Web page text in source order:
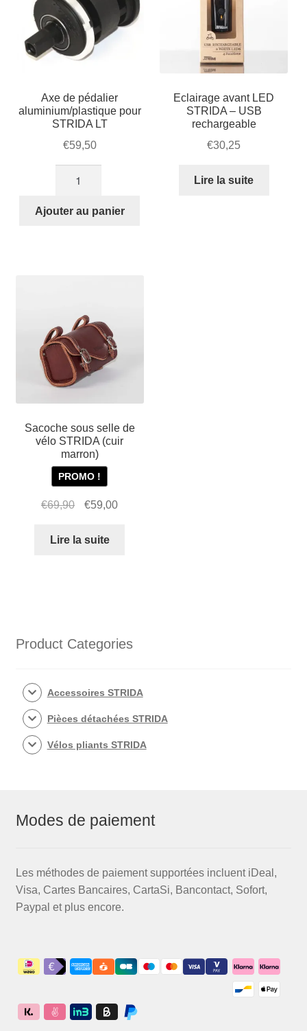
Axe de pédalier
aluminium/plastique pour
STRIDA LT
€59,50
Axe
Ajouter au panier
Eclairage avant LED
STRIDA – USB
rechargeable
€30,25
Lire la suite
Sacoche sous selle de
vélo STRIDA (cuir
marron)
PROMO !
€69,90
Le
initial
€59,00Le
Lire la suite
Product Categories
Accessoires STRIDA
Pièces détachées STRIDA
Vélos pliants STRIDA
Modes de paiement
Les méthodes de paiement supportées incluent iDeal,
Visa, Cartes Bancaires, CartaSi, Bancontact, Sofort,
Paypal et plus encore.